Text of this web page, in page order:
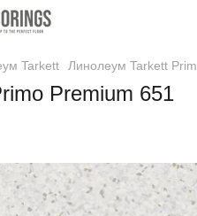
Tarkett Линолеум Tarkett
Premium 651